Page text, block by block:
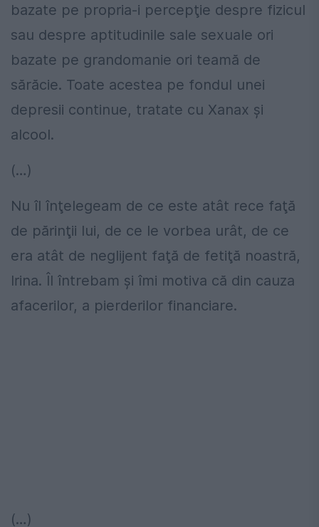
bazate pe propria-i percepţie despre fizicul
sau despre aptitudinile sale sexuale ori
bazate pe grandomanie ori teamă de
sărăcie. Toate acestea pe fondul unei
depresii continue, tratate cu Xanax şi
alcool.
(…)
Nu îl înţelegeam de ce este atât rece faţă
de părinţii lui, de ce le vorbea urât, de ce
era atât de neglijent faţă de fetiţă noastră,
Irina. Îl întrebam şi îmi motiva că din cauza
afacerilor, a pierderilor financiare.
(…)